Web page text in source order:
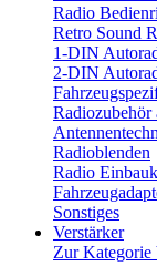
Radio
Retro Sound
1-DIN
2-DIN
Radiozubehör
Radioblenden
Radio
Sonstiges
Verstärker
Zur Kategorie